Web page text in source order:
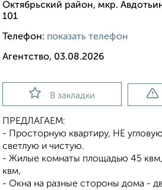
Октябрьский район, мкр.
101
Телефон: показать телефон
Агентство, 03.08.2026
В закладки
ПРЕДЛАГАЕМ:
- Просторную квартиру, НЕ
светлую и чистую.
- Жилые комнаты площадью 45
квм,
- Окна на разные стороны дома -